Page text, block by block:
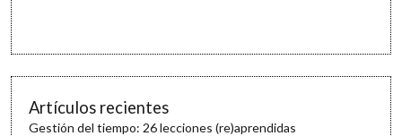
Artículos recientes
Gestión del tiempo: 26 lecciones (re)aprendidas